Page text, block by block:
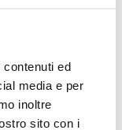
ed
media e per
inoltre
sito con i